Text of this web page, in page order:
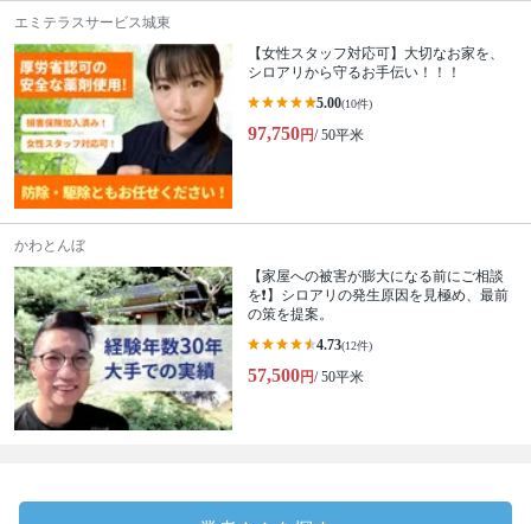
エミテラスサービス城東
【女性スタッフ対応可】大切なお家を、
シロアリから守るお手伝い！！！
5.00(10件)
97,750円/ 50平米
かわとんぼ
【家屋への被害が膨大になる前にご相談
を❗️】シロアリの発生原因を見極め、最前
の策を提案。
4.73(12件)
57,500円/ 50平米